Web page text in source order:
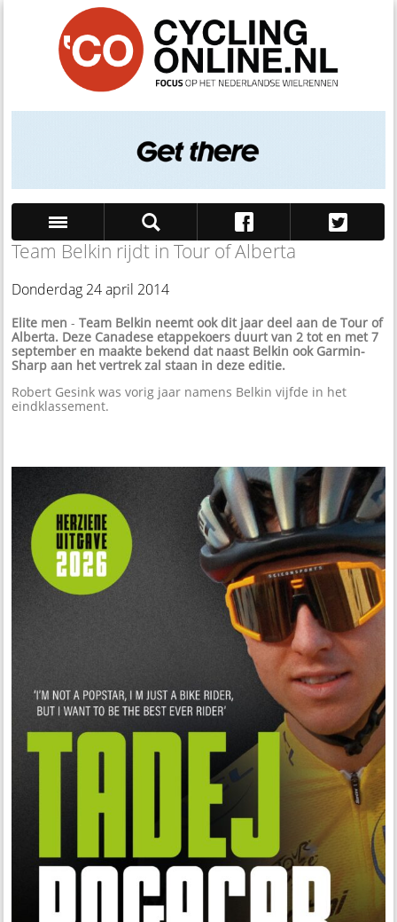
Team Belkin rijdt in Tour of Alberta
Donderdag 24 april 2014
Elite men -Team Belkin neemt ook dit jaar deel aan de Tour of
Alberta. Deze Canadese etappekoers duurt van 2 tot en met 7
september en maakte bekend dat naast Belkin ook Garmin-
Sharp aan het vertrek zal staan in deze editie.
Robert Gesink was vorig jaar namens Belkin vijfde in het
eindklassement.